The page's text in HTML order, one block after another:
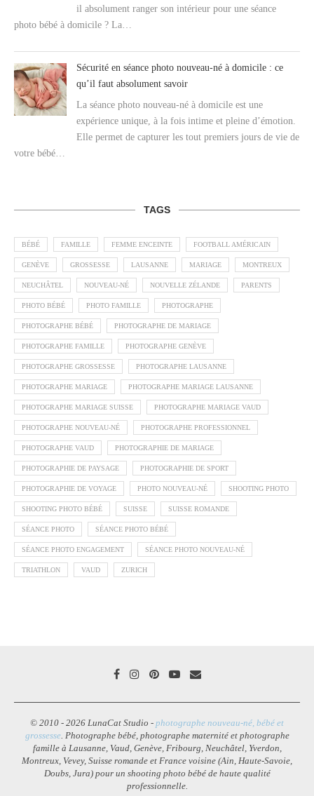
il absolument ranger son intérieur pour une séance
photo bébé à domicile ? La…
Sécurité en séance photo nouveau-né à domicile : ce
qu’il faut absolument savoir
La séance photo nouveau-né à domicile est une
expérience unique, à la fois intime et pleine d’émotion.
Elle permet de capturer les tout premiers jours de vie de
votre bébé…
TAGS
BÉBÉ FAMILLE FEMME ENCEINTE FOOTBALL AMÉRICAIN
GENÈVE GROSSESSE LAUSANNE MARIAGE MONTREUX
NEUCHÂTEL NOUVEAU-NÉ NOUVELLE ZÉLANDE PARENTS
PHOTO BÉBÉ PHOTO FAMILLE PHOTOGRAPHE
PHOTOGRAPHE BÉBÉ PHOTOGRAPHE DE MARIAGE
PHOTOGRAPHE FAMILLE PHOTOGRAPHE GENÈVE
PHOTOGRAPHE GROSSESSE PHOTOGRAPHE LAUSANNE
PHOTOGRAPHE MARIAGE PHOTOGRAPHE MARIAGE LAUSANNE
PHOTOGRAPHE MARIAGE SUISSE PHOTOGRAPHE MARIAGE VAUD
PHOTOGRAPHE NOUVEAU-NÉ PHOTOGRAPHE PROFESSIONNEL
PHOTOGRAPHE VAUD PHOTOGRAPHIE DE MARIAGE
PHOTOGRAPHIE DE PAYSAGE PHOTOGRAPHIE DE SPORT
PHOTOGRAPHIE DE VOYAGE PHOTO NOUVEAU-NÉ SHOOTING PHOTO
SHOOTING PHOTO BÉBÉ SUISSE SUISSE ROMANDE
SÉANCE PHOTO SÉANCE PHOTO BÉBÉ
SÉANCE PHOTO ENGAGEMENT SÉANCE PHOTO NOUVEAU-NÉ
TRIATHLON VAUD ZURICH
© 2010 - 2026 LunaCat Studio - photographe nouveau-né, bébé et
grossesse. Photographe bébé, photographe maternité et photographe
famille à Lausanne, Vaud, Genève, Fribourg, Neuchâtel, Yverdon,
Montreux, Vevey, Suisse romande et France voisine (Ain, Haute-Savoie,
Doubs, Jura) pour un shooting photo bébé de haute qualité
professionnelle.